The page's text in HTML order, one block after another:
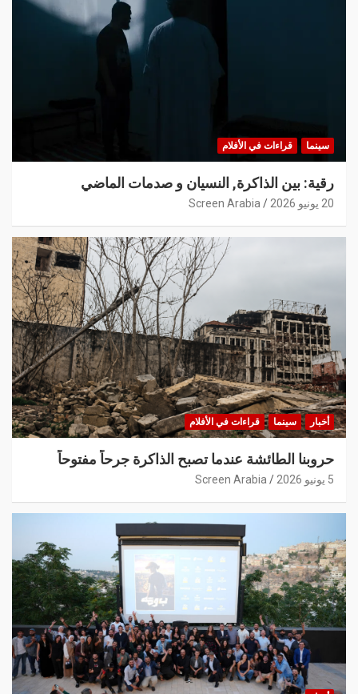
سينما قراءات في الأفلام
رقية: بين الذاكرة, النسيان و صدمات الماضي
20 يونيو 2026 Screen Arabia
أخبار سينما قراءات في الأفلام
حروبنا الطائشة عندما تصبح الذاكرة جرحاً مفتوحاً
5 يونيو 2026 Screen Arabia